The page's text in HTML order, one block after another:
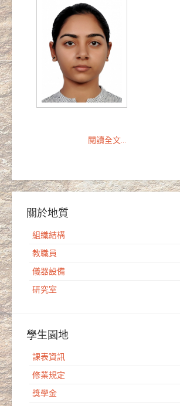
閱讀全文...
關於地質
組織結構
教職員
儀器設備
研究室
學生園地
課表資訊
修業規定
獎學金